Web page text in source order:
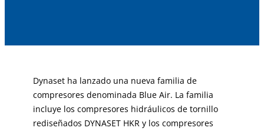
Dynaset ha lanzado una nueva familia de
compresores denominada Blue Air. La familia
incluye los compresores hidráulicos de tornillo
rediseñados DYNASET HKR y los compresores